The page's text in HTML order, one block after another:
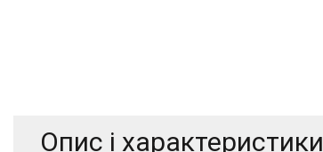
Опис і характеристики